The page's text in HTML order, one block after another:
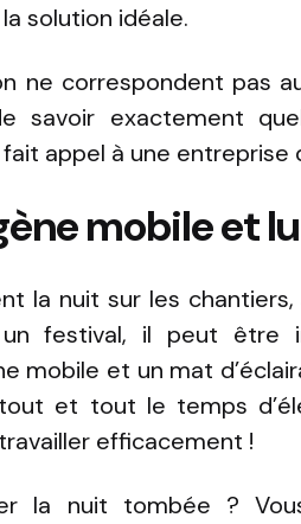
solution idéale.
ne correspondent pas
savoir exactement
appel à une entreprise
mobile et
la nuit sur les
festival, il peut être
mobile et un mat
et tout le temps
efficacement !
la nuit tombée ?